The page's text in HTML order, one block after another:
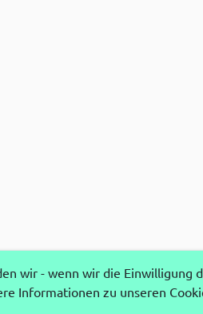
wir - wenn wir die Einwilligung
Informationen zu unseren